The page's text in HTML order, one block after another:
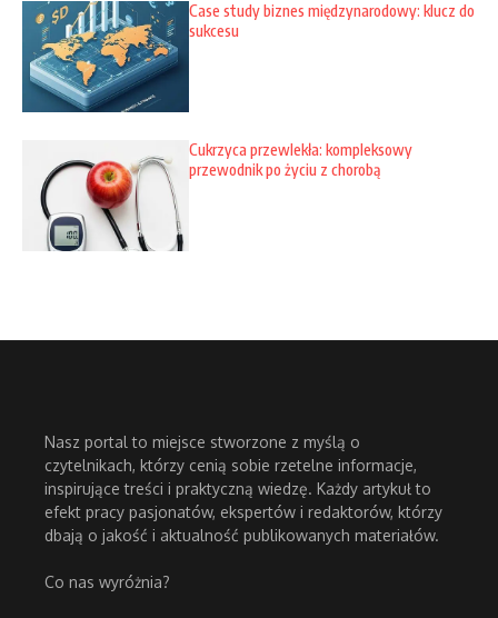
Case study biznes międzynarodowy: klucz do
sukcesu
Cukrzyca przewlekła: kompleksowy
przewodnik po życiu z chorobą
Nasz portal to miejsce stworzone z myślą o
czytelnikach, którzy cenią sobie rzetelne informacje,
inspirujące treści i praktyczną wiedzę. Każdy artykuł to
efekt pracy pasjonatów, ekspertów i redaktorów, którzy
dbają o jakość i aktualność publikowanych materiałów.
Co nas wyróżnia?